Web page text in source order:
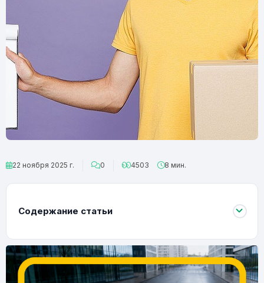
22 ноября 2025 г. 0 4503 8 мин.
Содержание статьи